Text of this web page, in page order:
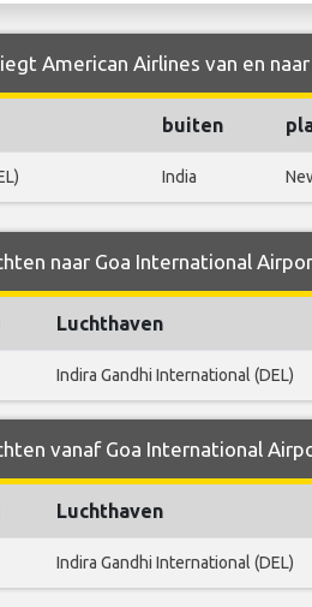
American Airlines van en
buiten
India
naar Goa International
Luchthaven
Indira Gandhi International (DEL)
vanaf Goa International
Luchthaven
Indira Gandhi International (DEL)